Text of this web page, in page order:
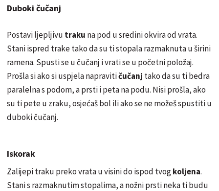
Duboki čučanj
Postavi ljepljivu traku na pod u sredini okvira od vrata.
Stani ispred trake tako da su ti stopala razmaknuta u širini
ramena. Spusti se u čučanj i vrati se u početni položaj.
Prošla si ako si uspjela napravitičučanj tako da su ti bedra
paralelna s podom, a prsti i peta na podu. Nisi prošla, ako
su ti pete u zraku,osjećašbol ili ako se ne možeš spustiti u
duboki čučanj.
Iskorak
Zalijepi traku preko vrata u visini do ispod tvogkoljena.
Stani s razmaknutimstopalima, a nožni prsti neka ti budu